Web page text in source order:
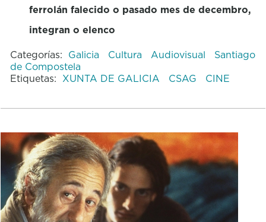
ferrolán falecido o pasado mes de decembro,
integran o elenco
Categorías: Galicia Cultura Audiovisual
Santiago
de Compostela
Etiquetas: XUNTA DE GALICIA CSAG CINE